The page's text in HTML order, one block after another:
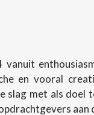
vanuit
en vooral
slag met als